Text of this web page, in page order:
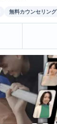
無料カウンセリング